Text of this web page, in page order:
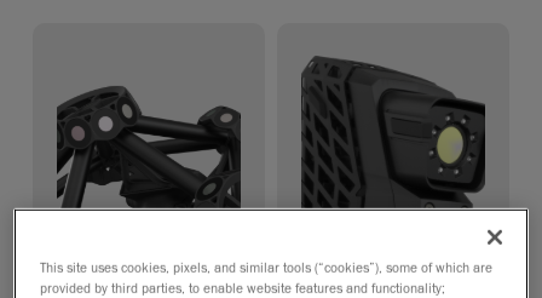
This site uses cookies, pixels, and similar tools (“cookies”), some of which are
provided by third parties, to enable website features and functionality;